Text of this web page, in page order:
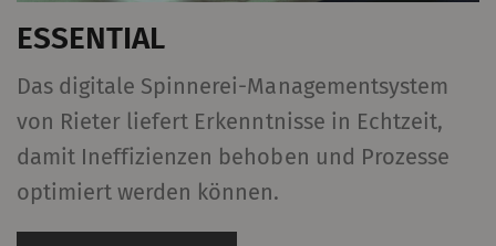
ESSENTIAL
Das digitale Spinnerei-Managementsystem
von Rieter liefert Erkenntnisse in Echtzeit,
damit Ineffizienzen behoben und Prozesse
optimiert werden können.